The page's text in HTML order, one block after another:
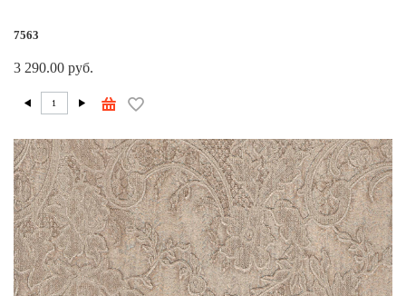
7563
3 290.00 руб.